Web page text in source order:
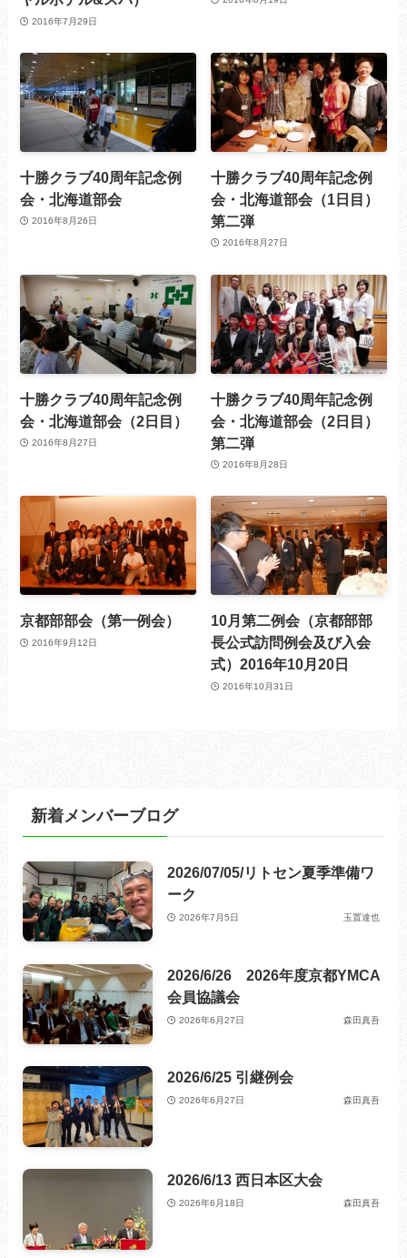
2016年7月29日
十勝クラブ40周年記念例
会・北海道部会
2016年8月26日
十勝クラブ40周年記念例
会・北海道部会（1日目）
第二弾
2016年8月27日
十勝クラブ40周年記念例
会・北海道部会（2日目）
2016年8月27日
十勝クラブ40周年記念例
会・北海道部会（2日目）
第二弾
2016年8月28日
京都部部会（第一例会）
2016年9月12日
10月第二例会（京都部部
長公式訪問例会及び入会
式）2016年10月20日
2016年10月31日
新着メンバーブログ
2026/07/05/リトセン夏季準備ワ
ーク
2026年7月5日 玉置達也
2026/6/26 2026年度京都YMCA
会員協議会
2026年6月27日 森田真吾
2026/6/25 引継例会
2026年6月27日 森田真吾
2026/6/13 西日本区大会
2026年6月18日 森田真吾